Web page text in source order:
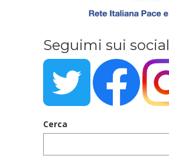
Seguimi sui social
Cerca